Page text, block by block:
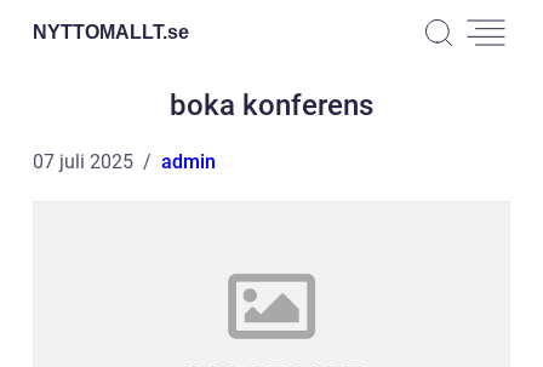
NYTTOMALLT.se
boka konferens
07 juli 2025 admin